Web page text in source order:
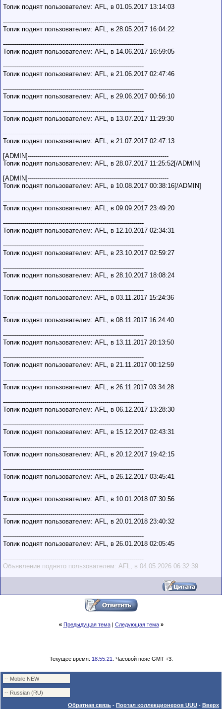
Топик поднят пользователем: AFL, в 01.05.2017 13:14:03
-----------------------------------------------------------------------
Топик поднят пользователем: AFL, в 28.05.2017 16:04:22
-----------------------------------------------------------------------
Топик поднят пользователем: AFL, в 14.06.2017 16:59:05
-----------------------------------------------------------------------
Топик поднят пользователем: AFL, в 21.06.2017 02:47:46
-----------------------------------------------------------------------
Топик поднят пользователем: AFL, в 29.06.2017 00:56:10
-----------------------------------------------------------------------
Топик поднят пользователем: AFL, в 13.07.2017 11:29:30
-----------------------------------------------------------------------
Топик поднят пользователем: AFL, в 21.07.2017 02:47:13
[ADMIN]-----------------------------------------------------------------------
Топик поднят пользователем: AFL, в 28.07.2017 11:25:52[/ADMIN]
[ADMIN]-----------------------------------------------------------------------
Топик поднят пользователем: AFL, в 10.08.2017 00:38:16[/ADMIN]
-----------------------------------------------------------------------
Топик поднят пользователем: AFL, в 09.09.2017 23:49:20
-----------------------------------------------------------------------
Топик поднят пользователем: AFL, в 12.10.2017 02:34:31
-----------------------------------------------------------------------
Топик поднят пользователем: AFL, в 23.10.2017 02:59:27
-----------------------------------------------------------------------
Топик поднят пользователем: AFL, в 28.10.2017 18:08:24
-----------------------------------------------------------------------
Топик поднят пользователем: AFL, в 03.11.2017 15:24:36
-----------------------------------------------------------------------
Топик поднят пользователем: AFL, в 08.11.2017 16:24:40
-----------------------------------------------------------------------
Топик поднят пользователем: AFL, в 13.11.2017 20:13:50
-----------------------------------------------------------------------
Топик поднят пользователем: AFL, в 21.11.2017 00:12:59
-----------------------------------------------------------------------
Топик поднят пользователем: AFL, в 26.11.2017 03:34:28
-----------------------------------------------------------------------
Топик поднят пользователем: AFL, в 06.12.2017 13:28:30
-----------------------------------------------------------------------
Топик поднят пользователем: AFL, в 15.12.2017 02:43:31
-----------------------------------------------------------------------
Топик поднят пользователем: AFL, в 20.12.2017 19:42:15
-----------------------------------------------------------------------
Топик поднят пользователем: AFL, в 26.12.2017 03:45:41
-----------------------------------------------------------------------
Топик поднят пользователем: AFL, в 10.01.2018 07:30:56
-----------------------------------------------------------------------
Топик поднят пользователем: AFL, в 20.01.2018 23:40:32
-----------------------------------------------------------------------
Топик поднят пользователем: AFL, в 26.01.2018 02:05:45
-----------------------------------------------------------------------
Объявление поднято пользователем: AFL, в 04.05.2026 06:32:39
« Предыдущая тема| Следующая тема »
Текущее время: 18:55:21 . Часовой пояс GMT +3.
Обратная связь - Портал коллекционеров UUU - Вверх